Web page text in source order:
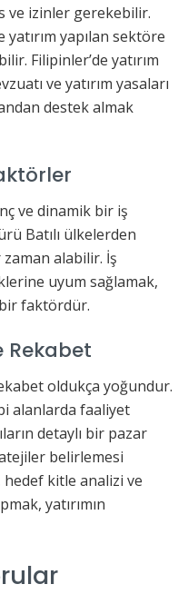
ve izinler gerekebilir.
yapılan sektöre
Filipinler’de yatırım
ve yatırım yasaları
destek almak
ve dinamik bir iş
Batılı ülkelerden
alabilir. İş
uyum sağlamak,
bir faktördür.
Rekabet
oldukça yoğundur.
alanlarda faaliyet
detaylı bir pazar
belirlemesi
kitle analizi ve
yatırımın